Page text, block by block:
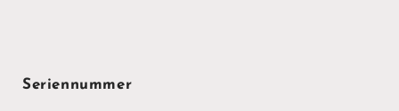
Seriennummer